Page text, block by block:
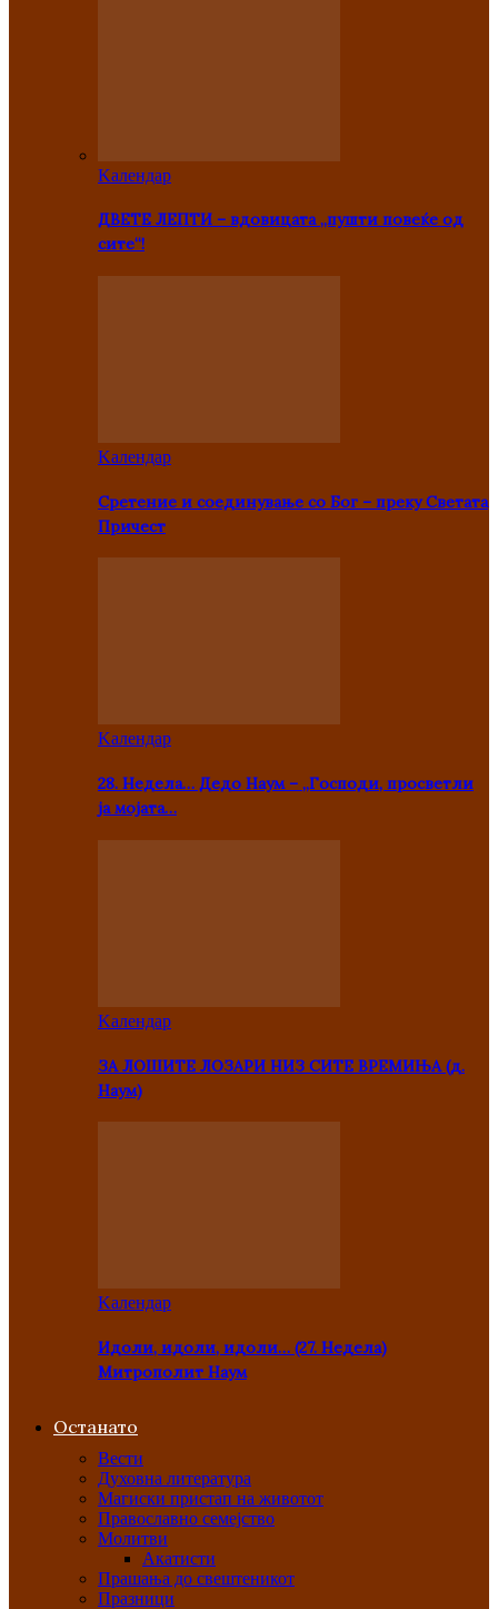
Kалендар
ДВЕТЕ ЛЕПТИ – вдовицата „пушти повеќе од
сите“!
Kалендар
Сретение и соединување со Бог – преку Светата
Причест
Kалендар
28. Недела… Дедо Наум – „Господи, просветли
ја мојата…
Kалендар
ЗА ЛОШИТЕ ЛОЗАРИ НИЗ СИТЕ ВРЕМИЊА (д.
Наум)
Kалендар
Идоли, идоли, идоли… (27. Недела)
Митрополит Наум
Останато
Вести
Духовна литература
Магиски пристап на животот
Православно семејство
Молитви
Акатисти
Прашања до свештеникот
Празници